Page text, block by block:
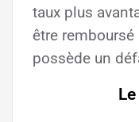
taux plus
être
possède un